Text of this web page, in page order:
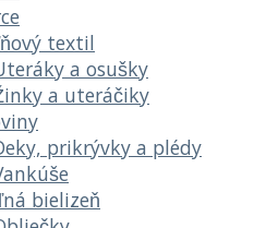
textil
a osušky
a uteráčiky
prikrývky a plédy
bielizeň